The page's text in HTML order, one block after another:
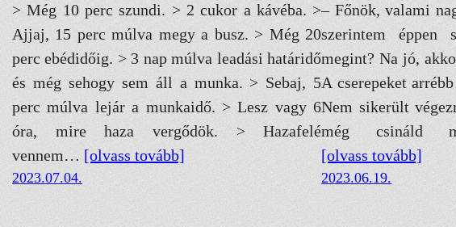
> Még 10 perc szundi. > 2 cukor a kávéba. >
Ajjaj, 15 perc múlva megy a busz. > Még 20
perc ebédidőig. > 3 nap múlva leadási határidő
és még sehogy sem áll a munka. > Sebaj, 5
perc múlva lejár a munkaidő. > Lesz vagy 6
óra, mire haza vergődök. > Hazafelé
vennem… [olvass tovább]
2023.07.04.
– Főnök, valami
szerintem éppen
megint? Na jó,
A cserepeket
Nem sikerült
még csináld
[olvass tovább]
2023.06.19.